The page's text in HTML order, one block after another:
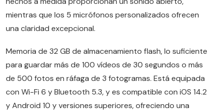
mientras que los 5 micrófonos personalizados ofrecen
una claridad excepcional.
Memoria de 32 GB de almacenamiento flash, lo suficiente
para guardar más de 100 vídeos de 30 segundos o más
de 500 fotos en ráfaga de 3 fotogramas. Está equipada
con Wi-Fi 6 y Bluetooth 5.3, y es compatible con iOS 14.2
y Android 10 y versiones superiores, ofreciendo una